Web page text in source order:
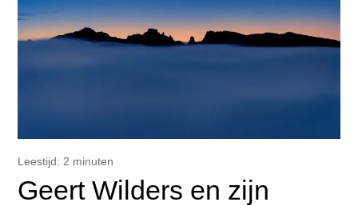
Leestijd: 2 minuten
Geert Wilders en zijn